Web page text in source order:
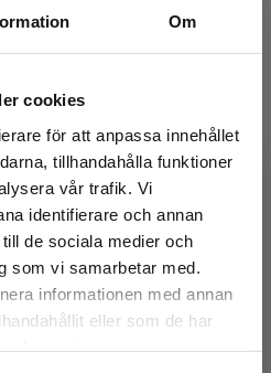
Om
cookies
för att anpassa innehållet
tillhandahålla funktioner
vår trafik. Vi
identifierare och annan
de sociala medier och
som vi samarbetar med.
informationen med annan
eller som de har
besöker
en enhet utanför Sverige.
psykologi
kr